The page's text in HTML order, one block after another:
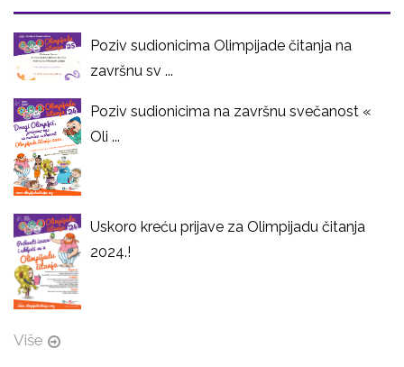
Poziv sudionicima Olimpijade čitanja na
završnu sv ...
Poziv sudionicima na završnu svečanost «
Oli ...
Uskoro kreću prijave za Olimpijadu čitanja
2024.!
Više